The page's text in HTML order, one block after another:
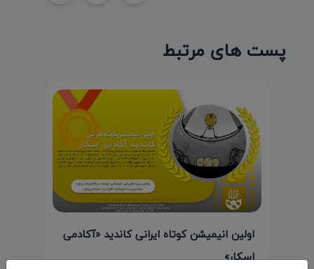
پست های مرتبط
اولین انیمیشن کوتاه ایرانی کاندید «آکادمی
اسکار»